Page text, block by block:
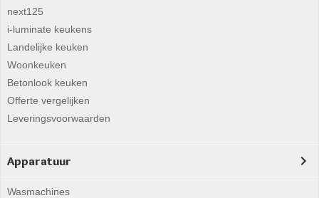
next125
i-luminate keukens
Landelijke keuken
Woonkeuken
Betonlook keuken
Offerte vergelijken
Leveringsvoorwaarden
Apparatuur
Wasmachines